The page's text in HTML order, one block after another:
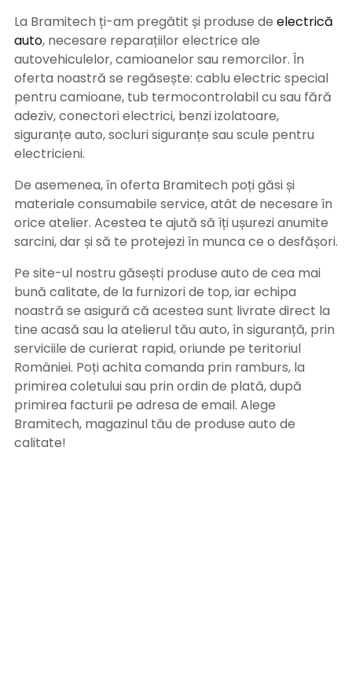
La Bramitech ți-am pregătit și produse de electrică
auto, necesare reparațiilor electrice ale
autovehiculelor, camioanelor sau remorcilor. În
oferta noastră se regăsește: cablu electric special
pentru camioane, tub termocontrolabil cu sau fără
adeziv, conectori electrici, benzi izolatoare,
siguranțe auto, socluri siguranțe sau scule pentru
electricieni.
De asemenea, în oferta Bramitech poți găsi și
materiale consumabile service, atât de necesare în
orice atelier. Acestea te ajută să îți ușurezi anumite
sarcini, dar și să te protejezi în munca ce o desfășori.
Pe site-ul nostru găsești produse auto de cea mai
bună calitate, de la furnizori de top, iar echipa
noastră se asigură că acestea sunt livrate direct la
tine acasă sau la atelierul tău auto, în siguranță, prin
serviciile de curierat rapid, oriunde pe teritoriul
României. Poți achita comanda prin ramburs, la
primirea coletului sau prin ordin de plată, după
primirea facturii pe adresa de email. Alege
Bramitech, magazinul tău de produse auto de
calitate!